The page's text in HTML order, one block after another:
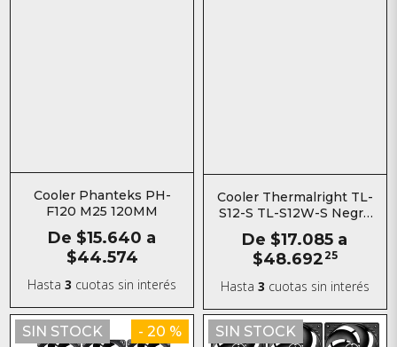
Cooler Phanteks PH-
F120 M25 120MM
De $15.640 a
$44.574
Hasta3 cuotas sin interés
Cooler Thermalright TL-
S12-S TL-S12W-S Negro
Blanco
De $17.085 a
$48.69225
Hasta 3 cuotas sin interés
SIN STOCK - 20 % SIN STOCK